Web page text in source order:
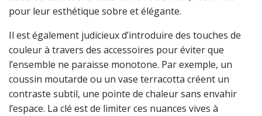
pour leur esthétique sobre et élégante.
Il est également judicieux d’introduire des touches de
couleur à travers des accessoires pour éviter que
l’ensemble ne paraisse monotone. Par exemple, un
coussin moutarde ou un vase terracotta créent un
contraste subtil, une pointe de chaleur sans envahir
l’espace. La clé est de limiter ces nuances vives à